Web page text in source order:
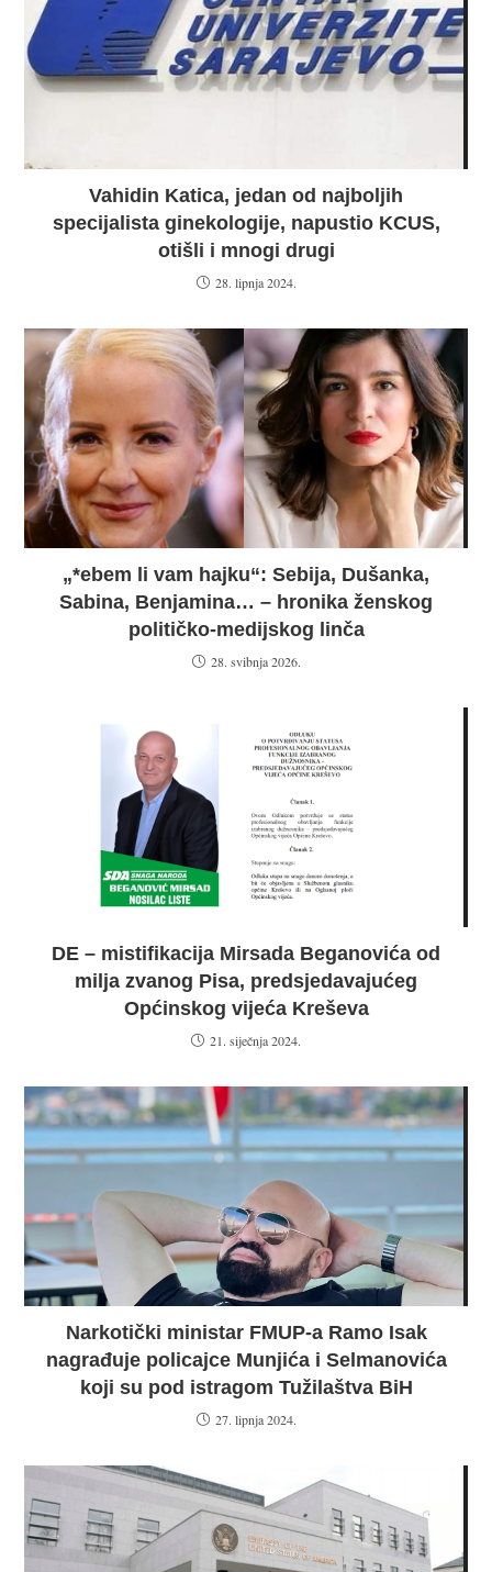
Vahidin Katica, jedan od najboljih
specijalista ginekologije, napustio KCUS,
otišli i mnogi drugi
28. lipnja 2024.
„*ebem li vam hajku“: Sebija, Dušanka,
Sabina, Benjamina… – hronika ženskog
političko-medijskog linča
28. svibnja 2026.
DE – mistifikacija Mirsada Beganovića od
milja zvanog Pisa, predsjedavajućeg
Općinskog vijeća Kreševa
21. siječnja 2024.
Narkotički ministar FMUP-a Ramo Isak
nagrađuje policajce Munjića i Selmanovića
koji su pod istragom Tužilaštva BiH
27. lipnja 2024.